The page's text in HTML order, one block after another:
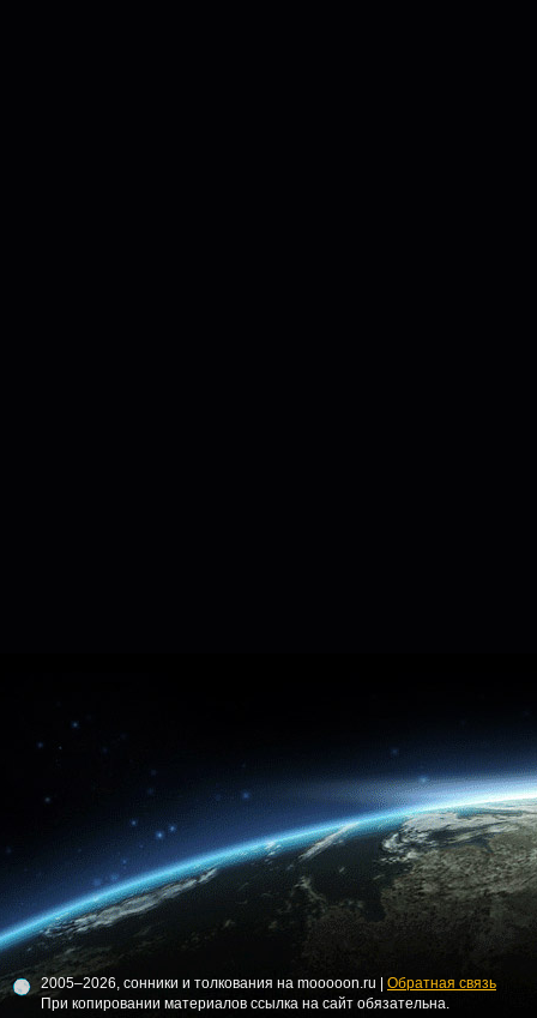
2005–2026, сонники и толкования на mooooon.ru | Обратная связь
При копировании материалов ссылка на сайт обязательна.